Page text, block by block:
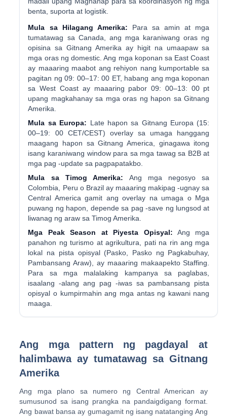
benta, suporta at logistik.
Mula sa Hilagang Amerika: Para sa amin at mga
tumatawag sa Canada, ang mga karaniwang oras ng
opisina sa Gitnang Amerika ay higit na umaapaw sa
mga oras ng domestic. Ang mga koponan sa East Coast
ay maaaring maabot ang rehiyon nang kumportable sa
pagitan ng 09: 00–17: 00 ET, habang ang mga koponan
sa West Coast ay maaaring pabor 09: 00–13: 00 pt
upang magkahanay sa mga oras ng hapon sa Gitnang
Amerika.
Mula sa Europa: Late hapon sa Gitnang Europa (15:
00–19: 00 CET/CEST) overlay sa umaga hanggang
maagang hapon sa Gitnang America, ginagawa itong
isang karaniwang window para sa mga tawag sa B2B at
mga pag -update sa pagpapatakbo.
Mula sa Timog Amerika: Ang mga negosyo sa
Colombia, Peru o Brazil ay maaaring makipag -ugnay sa
Central America gamit ang overlay na umaga o Mga
puwang ng hapon, depende sa pag -save ng lungsod at
liwanag ng araw sa Timog Amerika.
Mga Peak Season at Piyesta Opisyal: Ang mga
panahon ng turismo at agrikultura, pati na rin ang mga
lokal na pista opisyal (Pasko, Pasko ng Pagkabuhay,
Pambansang Araw), ay maaaring makaapekto Staffing.
Para sa mga malalaking kampanya sa paglabas,
isaalang -alang ang pag -iwas sa pambansang pista
opisyal o kumpirmahin ang mga antas ng kawani nang
maaga.
Ang mga pattern ng pagdayal at
halimbawa ay tumatawag sa Gitnang
Amerika
Ang mga plano sa numero ng Central American ay
sumusunod sa isang prangka na pandaigdigang format.
Ang bawat bansa ay gumagamit ng isang natatanging Ang